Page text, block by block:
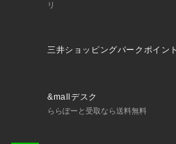
さい。
また、ご覧いただいているモニタ
リ
三井ショッピングパークポイント
&mallデスク
ららぽーと受取なら送料無料